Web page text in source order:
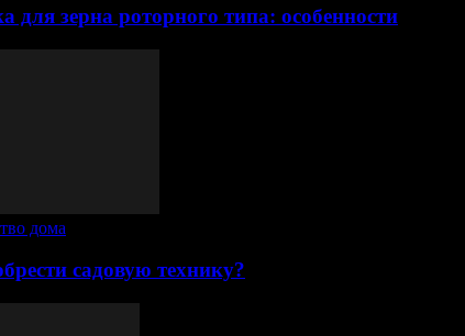
для зерна роторного типа: особенности
дома
садовую технику?